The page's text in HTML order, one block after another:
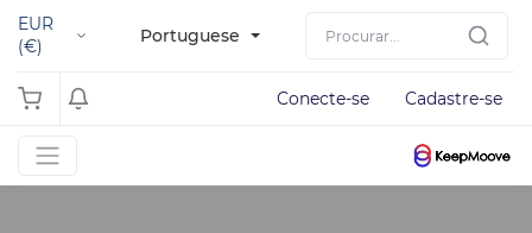
EUR
(€)
Portuguese
Conecte-se Cadastre-se